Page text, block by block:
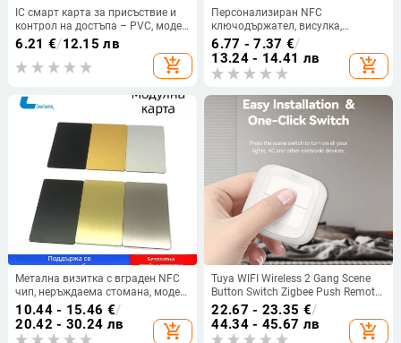
IC смарт карта за присъствие и
контрол на достъпа – PVC, модел
F08, персонализиран печат,
приложения: заведения за
обществено хранене и
6.21 €/12.15 лв
add_shopping_cart
Персонализиран NFC
ключодържател, висулка,
NTAG213 чип, акрил, за социални
медии
6.77 - 7.37 €/
13.24 - 14.41 лв
add_shopping_cart
Метална визитка с вграден NFC
чип, неръждаема стомана, модел
cxjJS, персонализирана
обработка, диапазон на работа
-20 до 75 °C
10.44 - 15.46 €/
20.42 - 30.24 лв
add_shopping_cart
Tuya WIFI Wireless 2 Gang Scene
Button Switch Zigbee Push Remoter
Panel Smart Home Linkage
Automation Scenario Controller
22.67 - 23.35 €/
44.34 - 45.67 лв
add_shopping_cart